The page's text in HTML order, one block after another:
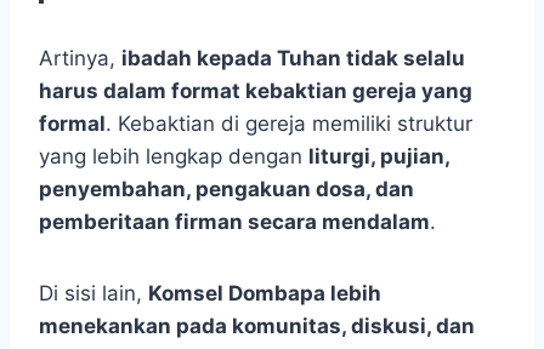
Artinya, ibadah kepada Tuhan tidak selalu
harus dalam format kebaktian gereja yang
formal. Kebaktian di gereja memiliki struktur
yang lebih lengkap dengan liturgi, pujian,
penyembahan, pengakuan dosa, dan
pemberitaan firman secara mendalam.
Di sisi lain, Komsel Dombapa lebih
menekankan pada komunitas, diskusi, dan